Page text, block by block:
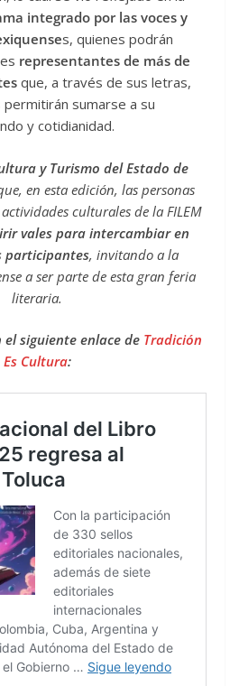
integrado por las voces y
s, quienes podrán
representantes de más de
que, a través de sus letras,
sumarse a su
y cotidianidad.
y Turismo del Estado de
en esta edición, las personas
culturales de la FILEM
vales para intercambiar en
participantes, invitando a la
a ser parte de esta gran feria
literaria.
siguiente enlace de Tradición
Es Cultura: